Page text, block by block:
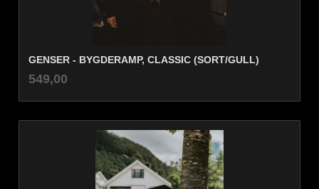
GENSER - BYGDERAMP, CLASSIC (SORT/GULL)
Pris
549,00